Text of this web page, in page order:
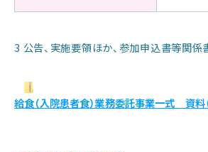
3 公告、実施要領ほか、参加申込書等関係
給食（入院患者食）業務委託事業一式 資料